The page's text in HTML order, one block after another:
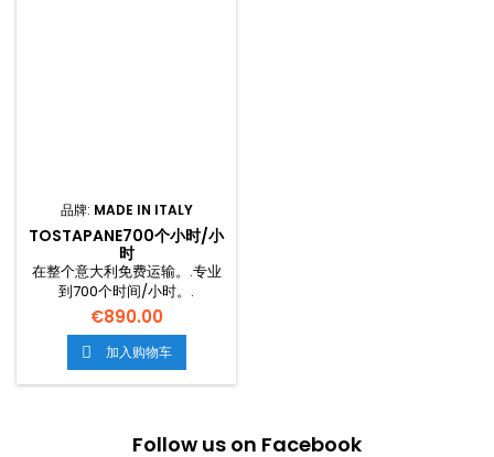
品牌: MADE IN ITALY
TOSTAPANE700个小时/小
时
在整个意大利免费运输。.专业
到700个时间/小时。.
€890.00
 加入购物车
Follow us on Facebook